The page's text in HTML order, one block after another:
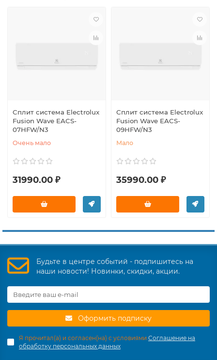
Сплит система Electrolux
Fusion Wave EACS-
07HFW/N3
Очень мало
31990.00 ₽
Сплит система Electrolux
Fusion Wave EACS-
09HFW/N3
Мало
35990.00 ₽
Будьте в центре событий - подпишитесь на
наши новости! Новинки, скидки, акции.
Оформить подписку
Я прочитал(а) и согласен(на) с условиями Соглашение на
обработку персональных данных